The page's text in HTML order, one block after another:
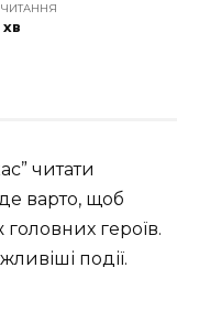
хв
читати
варто, щоб
героїв.
події.